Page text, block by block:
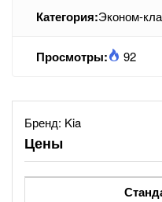
Категория:Эконом-
Просмотры: 92
Бренд: Kia
Цены